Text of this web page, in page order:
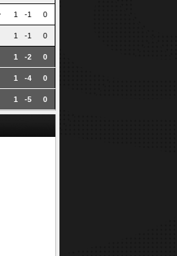
1 -1 0
1 -1 0
1 -2 0
1 -4 0
1 -5 0